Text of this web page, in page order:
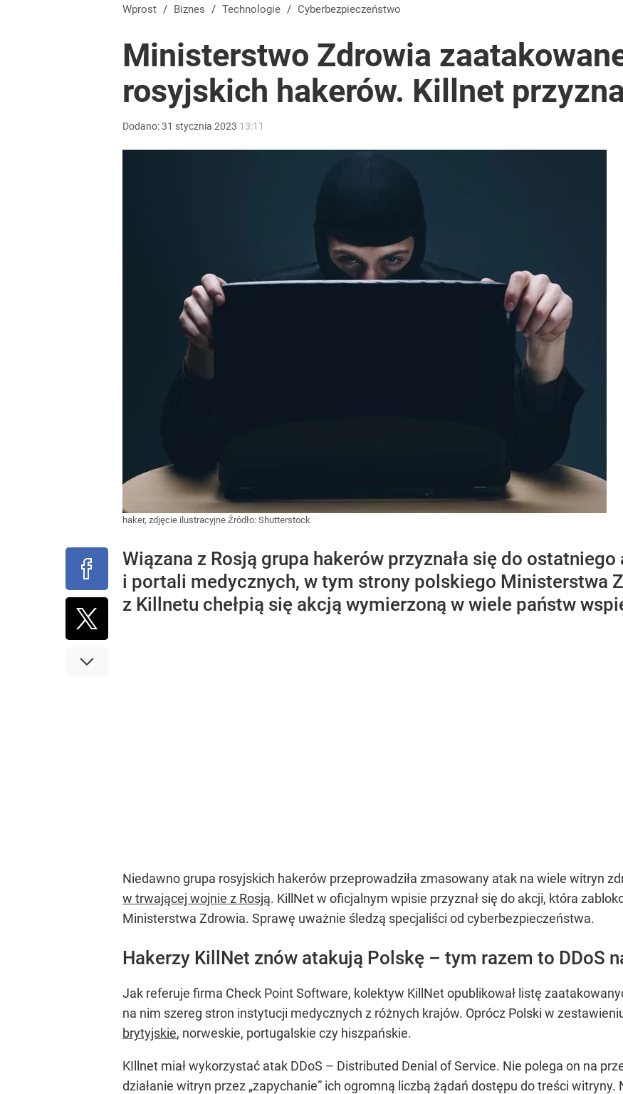
Wprost / Biznes / Technologie / Cyberbezpieczeństwo
Ministerstwo Zdrowia
rosyjskich hakerów. Killnet
Dodano:31 stycznia 2023 13:11
haker, zdjęcie ilustracyjne Źródło: Shutterstock
Wiązana z Rosją grupa hakerów przyznała się do
i portali medycznych, w tym strony polskiego Ministerstwa
z Killnetu chełpią się akcją wymierzoną w wiele państw
Niedawno grupa rosyjskich hakerów przeprowadziła zmasowany atak na wiele witryn
w trwającej wojnie z Rosją. KillNet w oficjalnym wpisie przyznał się do akcji, która
Ministerstwa Zdrowia. Sprawę uważnie śledzą specjaliści od cyberbezpieczeństwa.
Hakerzy KillNet znów atakują Polskę – tym razem to DDoS
Jak referuje firma Check Point Software, kolektyw KillNet opublikował listę
na nim szereg stron instytucji medycznych z różnych krajów. Oprócz Polski w
brytyjskie, norweskie, portugalskie czy hiszpańskie.
KIllnet miał wykorzystać atak DDoS – Distributed Denial of Service. Nie polega on na
działanie witryn przez „zapychanie” ich ogromną liczbą żądań dostępu do treści